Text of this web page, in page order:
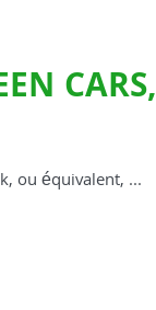
CARS,
ou équivalent, ...